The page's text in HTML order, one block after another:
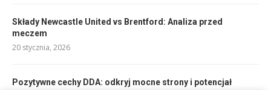
Składy Newcastle United vs Brentford: Analiza przed
meczem
20 stycznia, 2026
Pozytywne cechy DDA: odkryj mocne strony i potencjał